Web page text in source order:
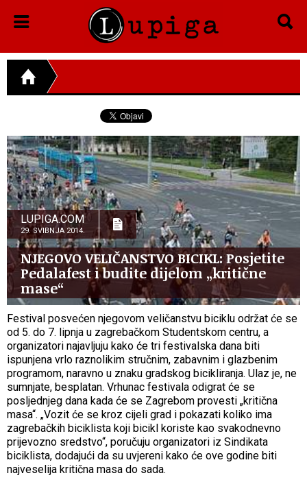
LUPIGA.COM
29. SVIBNJA 2014.
NJEGOVO VELIČANSTVO BICIKL: Posjetite
Pedalafest i budite dijelom „kritične
mase“
Festival posvećen njegovom veličanstvu biciklu održat će se
od 5. do 7. lipnja u zagrebačkom Studentskom centru, a
organizatori najavljuju kako će tri festivalska dana biti
ispunjena vrlo raznolikim stručnim, zabavnim i glazbenim
programom, naravno u znaku gradskog bicikliranja. Ulaz je, ne
sumnjate, besplatan. Vrhunac festivala odigrat će se
posljednjeg dana kada će se Zagrebom provesti „kritična
masa“. „Vozit će se kroz cijeli grad i pokazati koliko ima
zagrebačkih biciklista koji bicikl koriste kao svakodnevno
prijevozno sredstvo“, poručuju organizatori iz Sindikata
biciklista, dodajući da su uvjereni kako će ove godine biti
najveselija kritična masa do sada.